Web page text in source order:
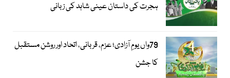
ہجرت کی داستان عینی شاہد کی زبانی
79واں یومِ آزادی؛ عزم، قربانی، اتحاد اور روشن مستقبل
کا جشن